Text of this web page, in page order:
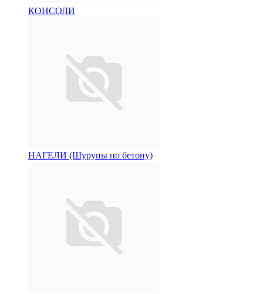
КОНСОЛИ
НАГЕЛИ (Шурупы по бетону)